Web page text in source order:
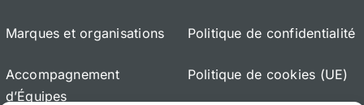
Marques et organisations
Accompagnement
d’Équipes
Politique de confidentialité
Politique de cookies (UE)